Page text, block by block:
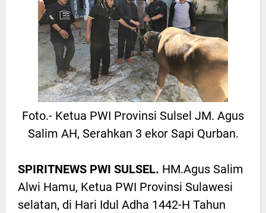
Foto.- Ketua PWI Provinsi Sulsel JM. Agus
Salim AH, Serahkan 3 ekor Sapi Qurban.
SPIRITNEWS PWI SULSEL. HM.Agus Salim
Alwi Hamu, Ketua PWI Provinsi Sulawesi
selatan, di Hari Idul Adha 1442-H Tahun